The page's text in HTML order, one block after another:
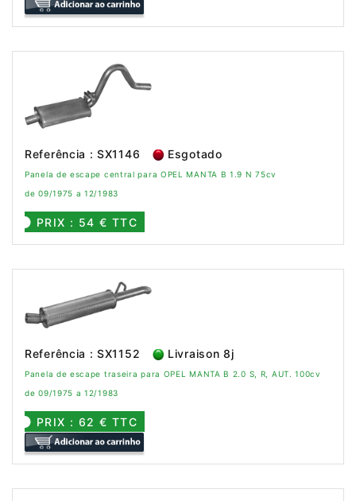
Referência : SX1146 Esgotado
Panela de escape central para OPEL MANTA B 1.9 N 75cv
de 09/1975 a 12/1983
PRIX : 54 € TTC
Referência : SX1152 Livraison 8j
Panela de escape traseira para OPEL MANTA B 2.0 S, R, AUT. 100cv
de 09/1975 a 12/1983
PRIX : 62 € TTC